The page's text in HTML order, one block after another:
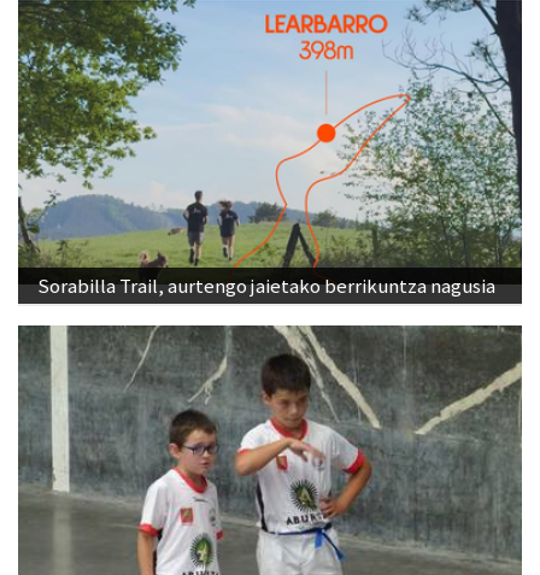
Sorabilla Trail, aurtengo jaietako berrikuntza nagusia